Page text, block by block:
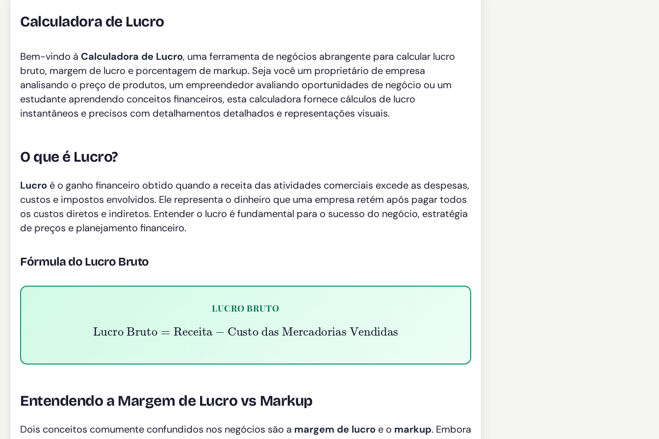
Calculadora de Lucro
Bem-vindo à Calculadora de Lucro, uma ferramenta de negócios abrangente para calcular lucro
bruto, margem de lucro e porcentagem de markup. Seja você um proprietário de empresa
analisando o preço de produtos, um empreendedor avaliando oportunidades de negócio ou um
estudante aprendendo conceitos financeiros, esta calculadora fornece cálculos de lucro
instantâneos e precisos com detalhamentos detalhados e representações visuais.
O que é Lucro?
Lucro é o ganho financeiro obtido quando a receita das atividades comerciais excede as despesas,
custos e impostos envolvidos. Ele representa o dinheiro que uma empresa retém após pagar todos
os custos diretos e indiretos. Entender o lucro é fundamental para o sucesso do negócio, estratégia
de preços e planejamento financeiro.
Fórmula do Lucro Bruto
LUCRO BRUTO
Lucro Bruto =Receita− Custo das Mercadorias Vendidas
Entendendo a Margem de Lucro vs Markup
Dois conceitos comumente confundidos nos negócios são a margem de lucro e o markup. Embora